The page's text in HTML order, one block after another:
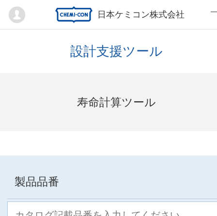
日本ケミコン株式会社
Mypage
設計支援ツール
寿命計算ツール
製品品番